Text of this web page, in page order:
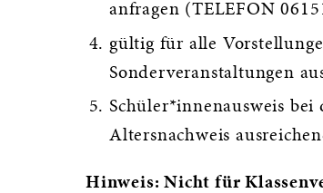
anfragen (TELEFON
gültig für alle
Sonderveranstaltungen
Schüler*innenausweis
Altersnachweis
Hinweis: Nicht für